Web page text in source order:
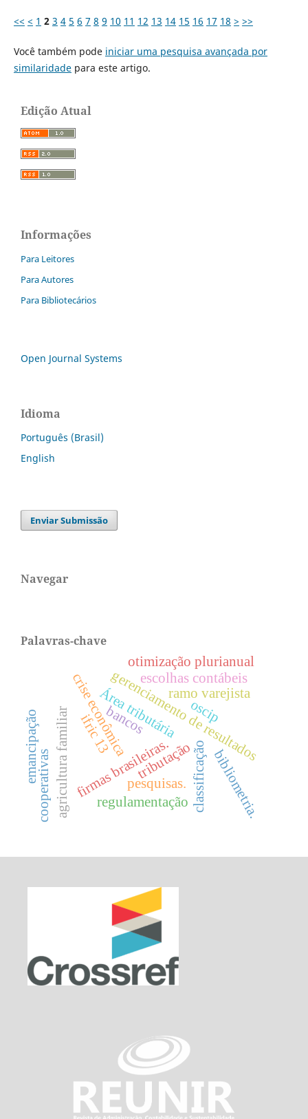
<< < 1 2 3 4 5 6 7 8 9 10 11 12 13 14 15 16 17 18 > >>
Você também pode iniciar uma pesquisa avançada por
similaridadepara este artigo.
Edição Atual
Informações
Para Leitores
Para Autores
Para Bibliotecários
Open Journal Systems
Idioma
Português (Brasil)
English
Enviar Submissão
Navegar
Palavras-chave
classificação
Área tributária
tributação
gerenciamento de resultados
firmas brasileiras.
agricultura familiar bibliometria.
bancos
crise econômica
regulamentação
pesquisas.
oscip
ramo varejista
ifric 13
escolhas contábeis
otimização plurianual
cooperativas
emancipação